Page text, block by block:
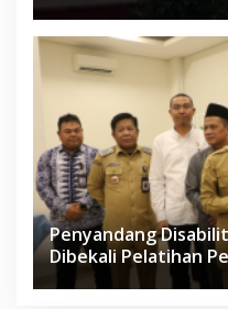
Penyandang
Dibekali Pelatihan